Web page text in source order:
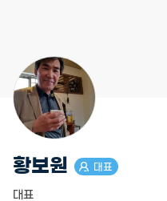
황보원 대표
대표